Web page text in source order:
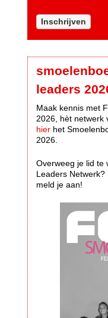
Inschrijven
leaders
Maak kennis met
2026, hèt netwerk
hier het
2026.
Overweeg je lid te
Leaders Netwerk?
meld je aan!